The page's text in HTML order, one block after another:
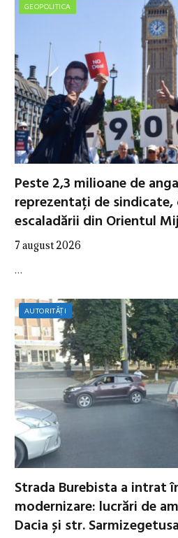
GEOPOLITICA
Peste 2,3 milioane de
reprezentați de sindicate,
escaladării din Orientul
7 august 2026
…
AUTORITĂȚI
Strada Burebista a intrat
modernizare: lucrări de
Dacia și str. Sarmizegetusa